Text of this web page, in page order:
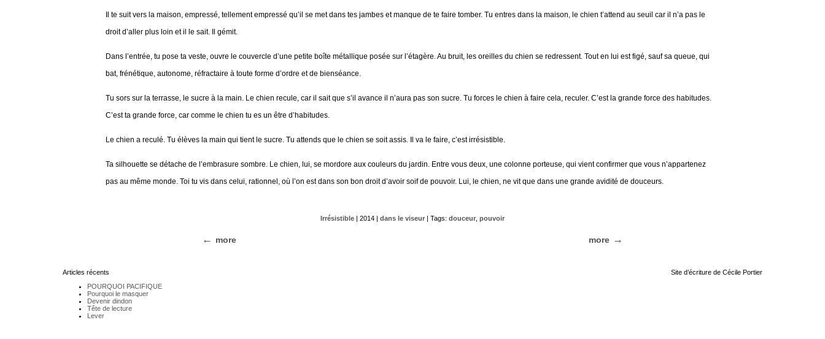
Il te suit vers la maison, empressé, tellement empressé qu’il se met dans tes jambes et manque de te faire tomber. Tu entres dans la maison, le chien t’attend au seuil car il n’a pas le
droit d’aller plus loin et il le sait. Il gémit.
Dans l’entrée, tu pose ta veste, ouvre le couvercle d’une petite boîte métallique posée sur l’étagère. Au bruit, les oreilles du chien se redressent. Tout en lui est figé, sauf sa queue, qui
bat, frénétique, autonome, réfractaire à toute forme d’ordre et de bienséance.
Tu sors sur la terrasse, le sucre à la main. Le chien recule, car il sait que s’il avance il n’aura pas son sucre. Tu forces le chien à faire cela, reculer. C’est la grande force des habitudes.
C’est ta grande force, car comme le chien tu es un être d’habitudes.
Le chien a reculé. Tu élèves la main qui tient le sucre. Tu attends que le chien se soit assis. Il va le faire, c’est irrésistible.
Ta silhouette se détache de l’embrasure sombre. Le chien, lui, se mordore aux couleurs du jardin. Entre vous deux, une colonne porteuse, qui vient confirmer que vous n’appartenez
pas au même monde. Toi tu vis dans celui, rationnel, où l’on est dans son bon droit d’avoir soif de pouvoir. Lui, le chien, ne vit que dans une grande avidité de douceurs.
Irrésistible | 2014 | dans le viseur | Tags: douceur pouvoir
more
more
Articles récents
POURQUOI PACIFIQUE
Pourquoi le masquer
Devenir dindon
Tête de lecture
Lever
Site d’écriture de Cécile Portier